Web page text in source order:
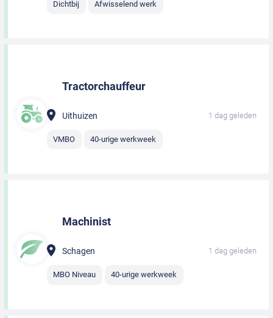
Dichtbij Afwisselend werk
Tractorchauffeur
Uithuizen 1 dag geleden
VMBO 40-urige werkweek
Machinist
Schagen 1 dag geleden
MBO Niveau 40-urige werkweek